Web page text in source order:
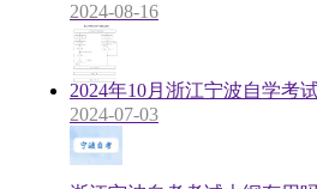
2024-08-16
2024年10月浙江宁波自学考
2024-07-03